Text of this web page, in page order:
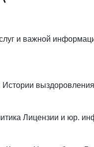
и важной
Истории выздоровления
Лицензии и юр.